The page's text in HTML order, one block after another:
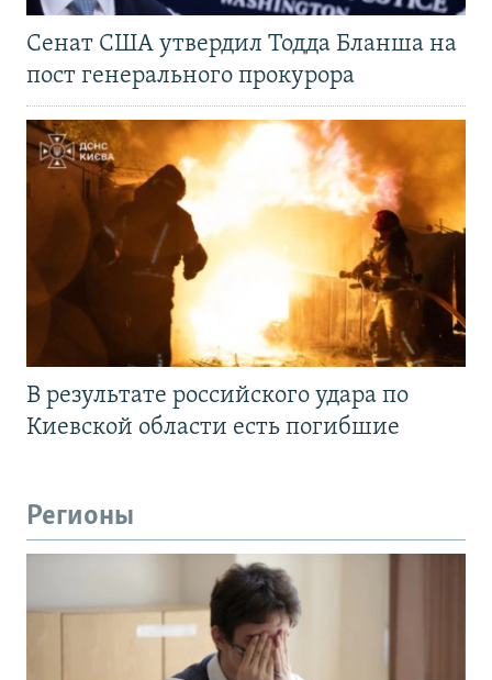
Сенат США утвердил Тодда Бланша на
пост генерального прокурора
В результате российского удара по
Киевской области есть погибшие
Регионы